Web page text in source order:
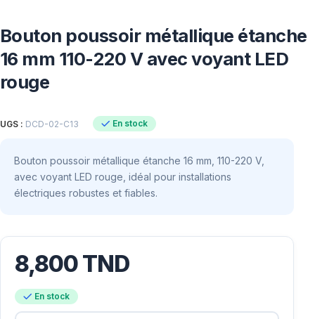
Bouton poussoir métallique étanche
16 mm 110-220 V avec voyant LED
rouge
UGS : DCD-02-C13 En stock
Bouton poussoir métallique étanche 16 mm, 110-220 V,
avec voyant LED rouge, idéal pour installations
électriques robustes et fiables.
8,800TND
En stock